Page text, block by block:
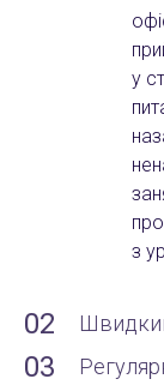
у
з
02
03